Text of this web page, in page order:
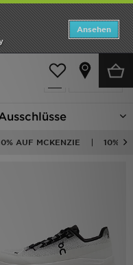
Ansehen
verfeinern
AUF MCKENZIE 10%